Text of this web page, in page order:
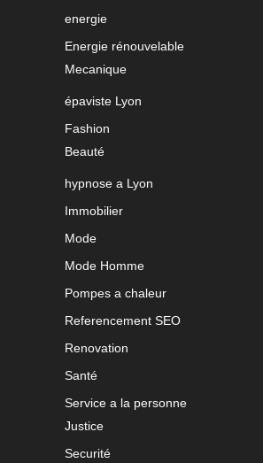
energie
Energie rénouvelable
Mecanique
épaviste Lyon
Fashion
Beauté
hypnose a Lyon
Immobilier
Mode
Mode Homme
Pompes a chaleur
Referencement SEO
Renovation
Santé
Service a la personne
Justice
Securité